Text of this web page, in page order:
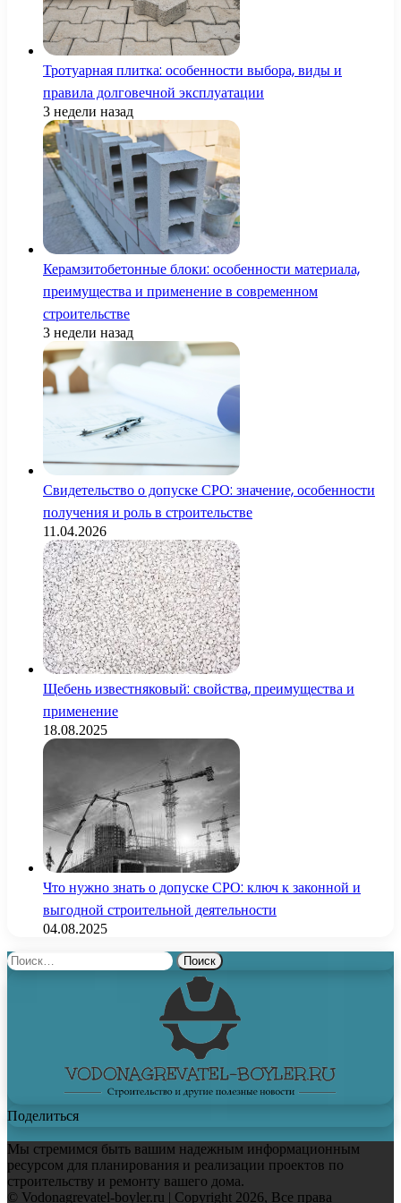
Тротуарная плитка: особенности выбора, виды и
правила долговечной эксплуатации
3 недели назад
Керамзитобетонные блоки: особенности материала,
преимущества и применение в современном
строительстве
3 недели назад
Свидетельство о допуске СРО: значение, особенности
получения и роль в строительстве
11.04.2026
Щебень известняковый: свойства, преимущества и
применение
18.08.2025
Что нужно знать о допуске СРО: ключ к законной и
выгодной строительной деятельности
04.08.2025
Найти:
Поделиться
Мы стремимся быть вашим надежным информационным
ресурсом для планирования и реализации проектов по
строительству и ремонту вашего дома.
© Vodonagrevatel-boyler.ru | Copyright 2026, Все права